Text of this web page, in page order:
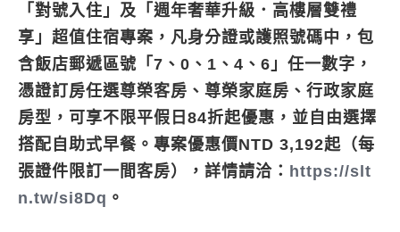
「對號入住」及「週年奢華升級．高樓層雙禮
享」超值住宿專案，凡身分證或護照號碼中，包
含飯店郵遞區號「7、0、1、4、6」任一數字，
憑證訂房任選尊榮客房、尊榮家庭房、行政家庭
房型，可享不限平假日84折起優惠，並自由選擇
搭配自助式早餐。專案優惠價NTD 3,192起（每
張證件限訂一間客房），詳情請洽： https://slt
n.tw/si8Dq 。